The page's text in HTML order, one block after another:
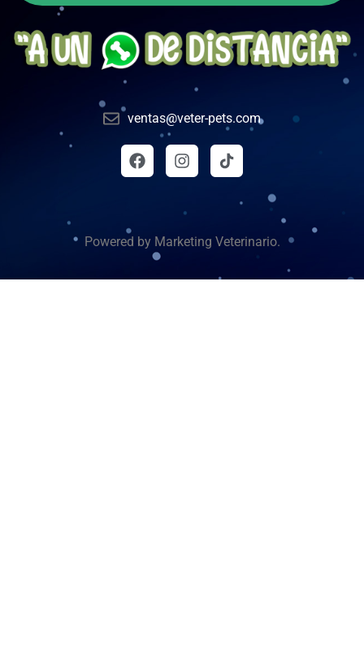
ventas@veter-pets.com
Powered by Marketing Veterinario.